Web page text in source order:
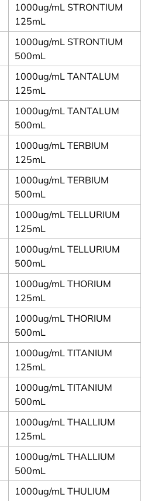
1000ug/mL STRONTIUM
125mL
1000ug/mL STRONTIUM
500mL
1000ug/mL TANTALUM
125mL
1000ug/mL TANTALUM
500mL
1000ug/mL TERBIUM
125mL
1000ug/mL TERBIUM
500mL
1000ug/mL TELLURIUM
125mL
1000ug/mL TELLURIUM
500mL
1000ug/mL THORIUM
125mL
1000ug/mL THORIUM
500mL
1000ug/mL TITANIUM
125mL
1000ug/mL TITANIUM
500mL
1000ug/mL THALLIUM
125mL
1000ug/mL THALLIUM
500mL
1000ug/mL THULIUM